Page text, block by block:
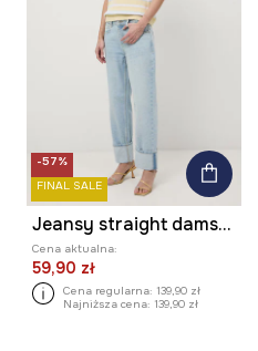
-57%
FINAL SALE
Jeansy straight damskie
Cena aktualna:
59,90 zł
Cena regularna: 139,90 zł
Najniższa cena: 139,90 zł